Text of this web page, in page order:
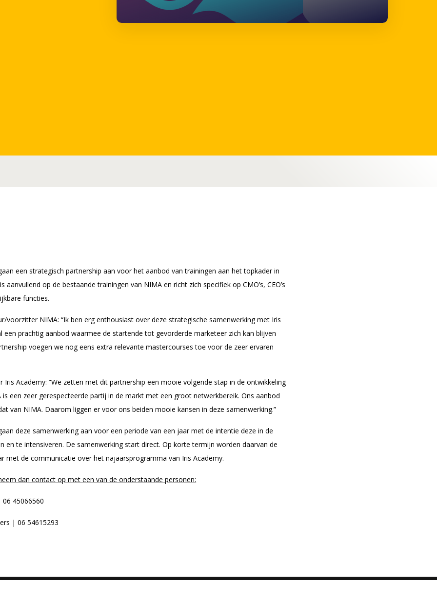
een strategisch partnership aan voor het aanbod van trainingen aan het topkader in
aanvullend op de bestaande trainingen van NIMA en richt zich specifiek op CMO’s, CEO’s
functies.
voorzitter NIMA: “Ik ben erg enthousiast over deze strategische samenwerking met Iris
een prachtig aanbod waarmee de startende tot gevorderde marketeer zich kan blijven
voegen we nog eens extra relevante mastercourses toe voor de zeer ervaren
Iris Academy: ”We zetten met dit partnership een mooie volgende stap in de ontwikkeling
is een zeer gerespecteerde partij in de markt met een groot netwerkbereik. Ons aanbod
van NIMA. Daarom liggen er voor ons beiden mooie kansen in deze samenwerking.”
deze samenwerking aan voor een periode van een jaar met de intentie deze in de
en te intensiveren. De samenwerking start direct. Op korte termijn worden daarvan de
met de communicatie over het najaarsprogramma van Iris Academy.
dan contact op met een van de onderstaande personen:
45066560
| 06 54615293